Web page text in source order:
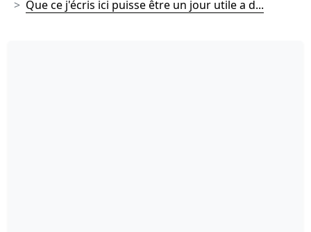
Que ce j'écris ici puisse être un jour utile a d...